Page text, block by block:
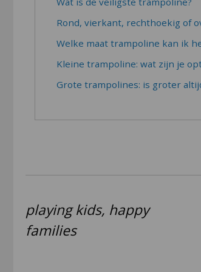
Rond, vierkant, rechthoekig of
Welke maat trampoline kan ik
Kleine trampoline: wat zijn je
Grote trampolines: is groter
playing kids, happy
families